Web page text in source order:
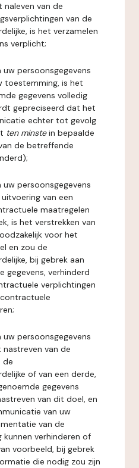
naleven van de
van de
is het verzamelen
verplicht;
persoonsgegevens
toestemming, is het
gegevens volledig
gepreciseerd dat het
echter tot gevolg
ten minstein bepaalde
de betreffende
persoonsgegevens
van een
maatregelen
is het verstrekken van
voor het
en zou de
bij gebrek aan
gegevens, verhinderd
verplichtingen
persoonsgegevens
van de
de
of van een derde,
gegevens
van dit doel, en
van uw
van de
verhinderen of
voorbeeld, bij gebrek
die nodig zou zijn